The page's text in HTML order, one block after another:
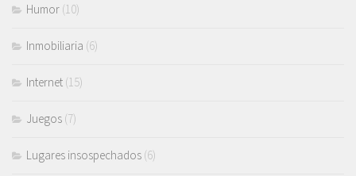
Humor (10)
Inmobiliaria (6)
Internet (15)
Juegos (7)
Lugares insospechados (6)